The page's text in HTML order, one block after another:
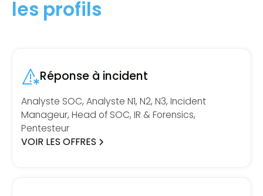
les profils
Réponse à incident
Analyste SOC, Analyste N1, N2, N3, Incident
Manageur, Head of SOC, IR & Forensics,
Pentesteur
VOIR LES OFFRES